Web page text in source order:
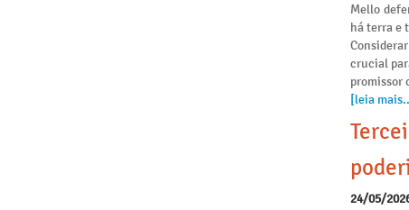
Mello
há terra e
crucial
promissor
[leia
24/05/